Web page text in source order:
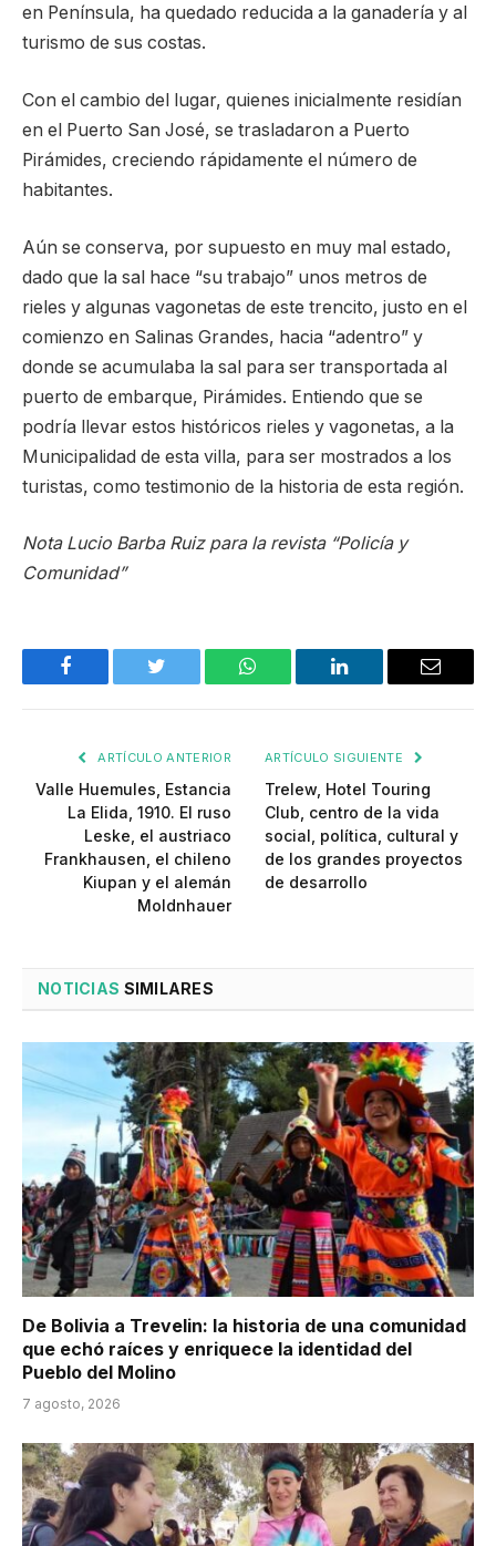
en Península, ha quedado reducida a la ganadería y al
turismo de sus costas.
Con el cambio del lugar, quienes inicialmente residían
en el Puerto San José, se trasladaron a Puerto
Pirámides, creciendo rápidamente el número de
habitantes.
Aún se conserva, por supuesto en muy mal estado,
dado que la sal hace “su trabajo” unos metros de
rieles y algunas vagonetas de este trencito, justo en el
comienzo en Salinas Grandes, hacia “adentro” y
donde se acumulaba la sal para ser transportada al
puerto de embarque, Pirámides. Entiendo que se
podría llevar estos históricos rieles y vagonetas, a la
Municipalidad de esta villa, para ser mostrados a los
turistas, como testimonio de la historia de esta región.
Nota Lucio Barba Ruiz para la revista “Policía y
Comunidad”
Facebook Twitter WhatsApp LinkedIn Email
ARTÍCULO ANTERIOR
Valle Huemules, Estancia
La Elida, 1910. El ruso
Leske, el austriaco
Frankhausen, el chileno
Kiupan y el alemán
Moldnhauer
ARTÍCULO SIGUIENTE
Trelew, Hotel Touring
Club, centro de la vida
social, política, cultural y
de los grandes proyectos
de desarrollo
NOTICIAS SIMILARES
De Bolivia a Trevelin: la historia de una comunidad
que echó raíces y enriquece la identidad del
Pueblo del Molino
7 agosto, 2026